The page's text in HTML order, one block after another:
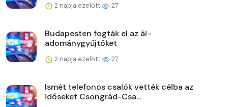
2 napja ezelőtt 27
Budapesten fogták el az ál-
adománygyűjtőket
2 napja ezelőtt 27
Ismét telefonos csalók vették célba az
időseket Csongrád-Csa...